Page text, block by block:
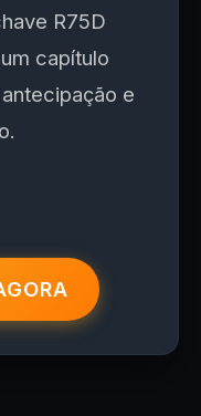
R75D
capítulo
e